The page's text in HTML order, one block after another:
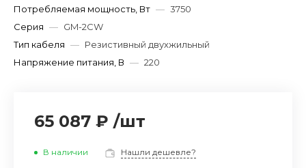
Потребляемая мощность, Вт — 3750
Серия — GM-2CW
Тип кабеля — Резистивный двухжильный
Напряжение питания, В — 220
65 087 ₽ /шт
В наличии Нашли дешевле?